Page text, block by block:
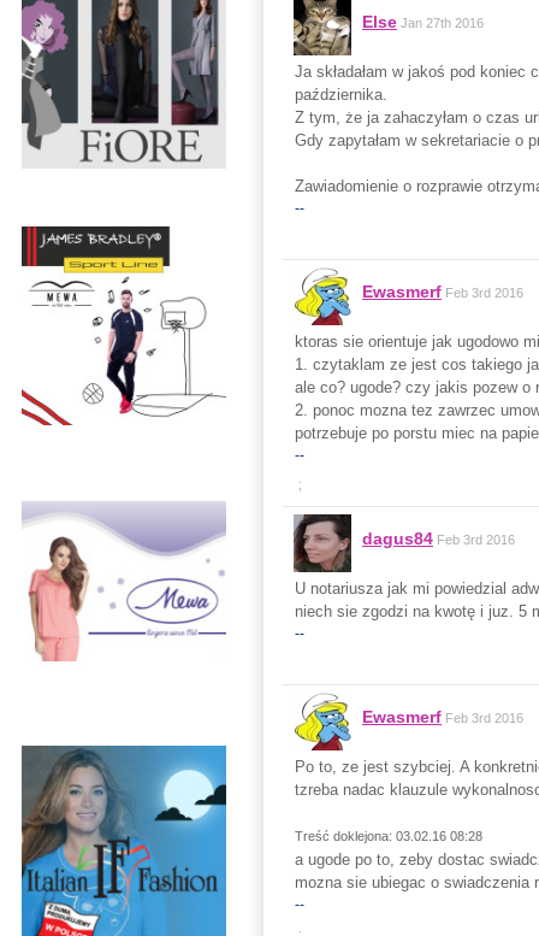
Else Jan 27th 2016
Ja składałam w jakoś pod
października.
Z tym, że ja zahaczyłam o czas
Gdy zapytałam w sekretariacie o
Zawiadomienie o rozprawie
--
Ewasmerf Feb 3rd 2016
ktoras sie orientuje jak ugodowo
1. czytaklam ze jest cos takiego
ale co? ugode? czy jakis pozew
2. ponoc mozna tez zawrzec
potrzebuje po porstu miec na
--
;
dagus84 Feb 3rd 2016
U notariusza jak mi powiedzial
niech sie zgodzi na kwotę i juz. 5
--
Ewasmerf Feb 3rd 2016
Po to, ze jest szybciej. A
tzreba nadac klauzule
Treść doklejona: 03.02.16 08:28
a ugode po to, zeby dostac
mozna sie ubiegac o swiadczenia
--